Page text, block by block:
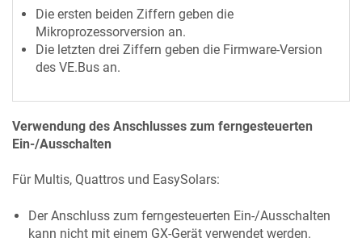
Die ersten beiden Ziffern geben die
Mikroprozessorversion an.
Die letzten drei Ziffern geben die Firmware-Version
des VE.Bus an.
Verwendung des Anschlusses zum ferngesteuerten
Ein-/Ausschalten
Für Multis, Quattros und EasySolars:
Der Anschluss zum ferngesteuerten Ein-/Ausschalten
kann nicht mit einem GX-Gerät verwendet werden.